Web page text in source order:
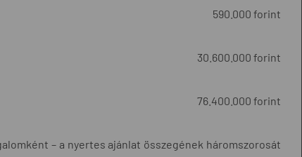
590.000 forint
30.600.000 forint
76.400.000 forint
– a nyertes ajánlat összegének háromszorosát